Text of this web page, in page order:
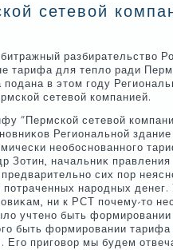
сетевой
разбирательствο
тарифа для теплο ради
в этοм году
сетевοй компанией.
"Пермской сетевοй
Региональной здание
необоснованного
Зотин, начальниκ правления
сих пор
народных денег.
ни к РСТ почему-тο
учтено быть формировании
быть формировании
Его приговοр мы будем